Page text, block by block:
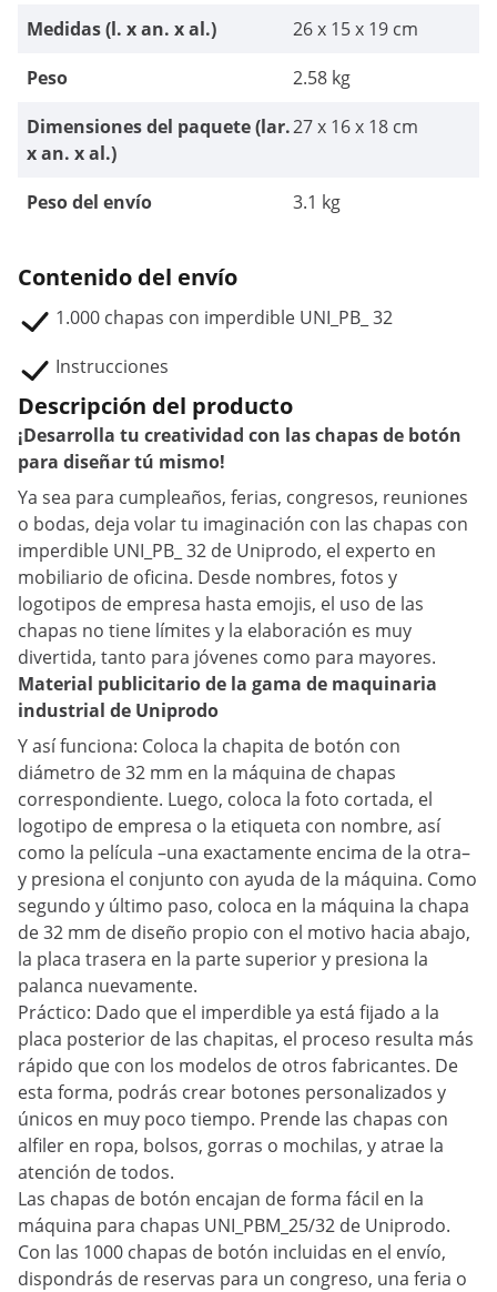
Medidas (l. x an. x al.)
26 x 15 x 19 cm
Peso
2.58 kg
Dimensiones del paquete (lar.
x an. x al.)
27 x 16 x 18 cm
Peso del envío 3.1 kg
Contenido del envío
1.000 chapas con imperdible UNI_PB_ 32
Instrucciones
Descripción del producto
¡Desarrolla tu creatividad con las chapas de botón
para diseñar tú mismo!
Ya sea para cumpleaños, ferias, congresos, reuniones
o bodas, deja volar tu imaginación con las chapas con
imperdible UNI_PB_ 32 de Uniprodo, el experto en
mobiliario de oficina. Desde nombres, fotos y
logotipos de empresa hasta emojis, el uso de las
chapas no tiene límites y la elaboración es muy
divertida, tanto para jóvenes como para mayores.
Material publicitario de la gama de maquinaria
industrial de Uniprodo
Y así funciona: Coloca la chapita de botón con
diámetro de 32 mm en la máquina de chapas
correspondiente. Luego, coloca la foto cortada, el
logotipo de empresa o la etiqueta con nombre, así
como la película –una exactamente encima de la otra–
y presiona el conjunto con ayuda de la máquina. Como
segundo y último paso, coloca en la máquina la chapa
de 32 mm de diseño propio con el motivo hacia abajo,
la placa trasera en la parte superior y presiona la
palanca nuevamente.
Práctico: Dado que el imperdible ya está fijado a la
placa posterior de las chapitas, el proceso resulta más
rápido que con los modelos de otros fabricantes. De
esta forma, podrás crear botones personalizados y
únicos en muy poco tiempo. Prende las chapas con
alfiler en ropa, bolsos, gorras o mochilas, y atrae la
atención de todos.
Las chapas de botón encajan de forma fácil en la
máquina para chapas UNI_PBM_25/32 de Uniprodo.
Con las 1000 chapas de botón incluidas en el envío,
dispondrás de reservas para un congreso, una feria o